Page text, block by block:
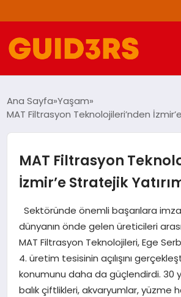
TEKNOLOJI
SPOR
SAĞLIK
EKONOMI
MAGAZIN
Ana Sayfa Yaşam
MAT Filtrasyon Teknolojileri’nden
MAT Filtrasyon
İzmir’e Stratejik
Sektöründe önemli başarılara
dünyanın önde gelen üreticileri
MAT Filtrasyon Teknolojileri, Ege
4. üretim tesisinin açılışını
konumunu daha da güçlendirdi. 30
balık çiftlikleri, akvaryumlar, yüzme